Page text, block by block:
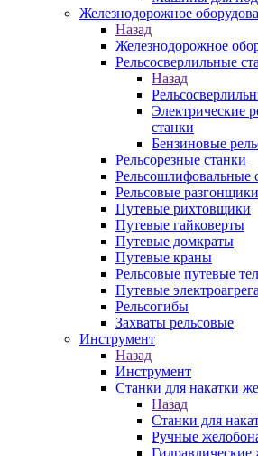
Железнодорожное
Назад
Железнодорожное
Рельсосверлильные
Назад
Электрические
станки
Бензиновые
Рельсорезные станки
Рельсошлифовальные
Рельсовые
Путевые рихтовщики
Путевые гайковерты
Путевые домкраты
Путевые краны
Рельсовые путевые
Путевые
Рельсогибы
Захваты рельсовые
Инструмент
Назад
Инструмент
Станки для накатки
Назад
Станки для
Ручные
Гидравлические